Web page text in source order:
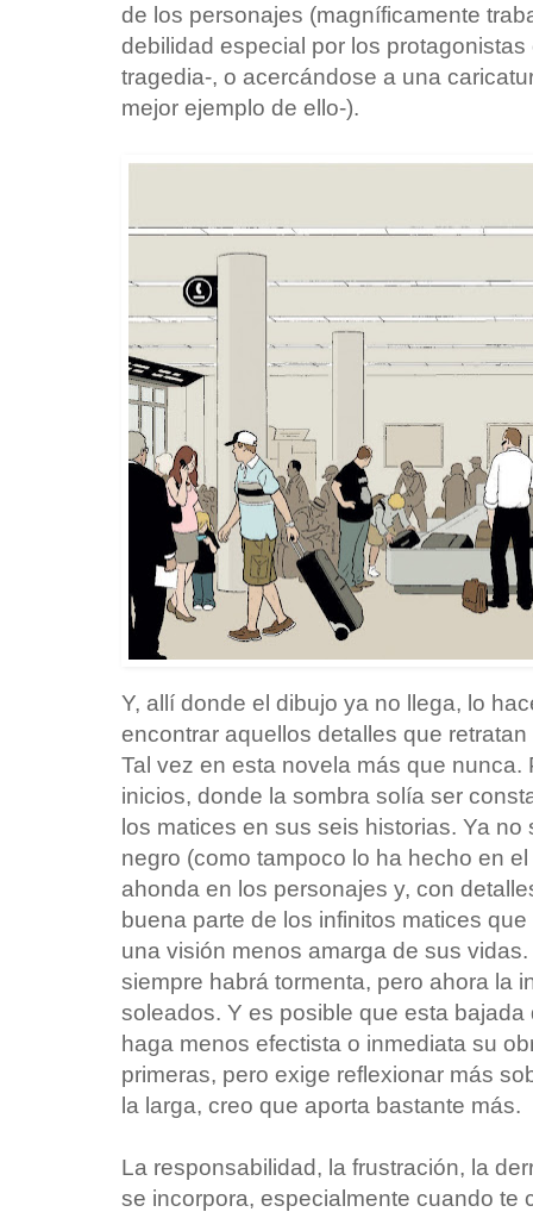
de los personajes (magníficamente
debilidad especial por los
tragedia-, o acercándose a una
mejor ejemplo de ello-).
Y, allí donde el dibujo ya no llega, lo
encontrar aquellos detalles que
Tal vez en esta novela más que
inicios, donde la sombra solía ser
los matices en sus seis historias. Ya
negro (como tampoco lo ha hecho en
ahonda en los personajes y, con
buena parte de los infinitos matices
una visión menos amarga de sus
siempre habrá tormenta, pero ahora la
soleados. Y es posible que esta
haga menos efectista o inmediata su
primeras, pero exige reflexionar más
la larga, creo que aporta bastante más.
La responsabilidad, la frustración, la
se incorpora, especialmente cuando te